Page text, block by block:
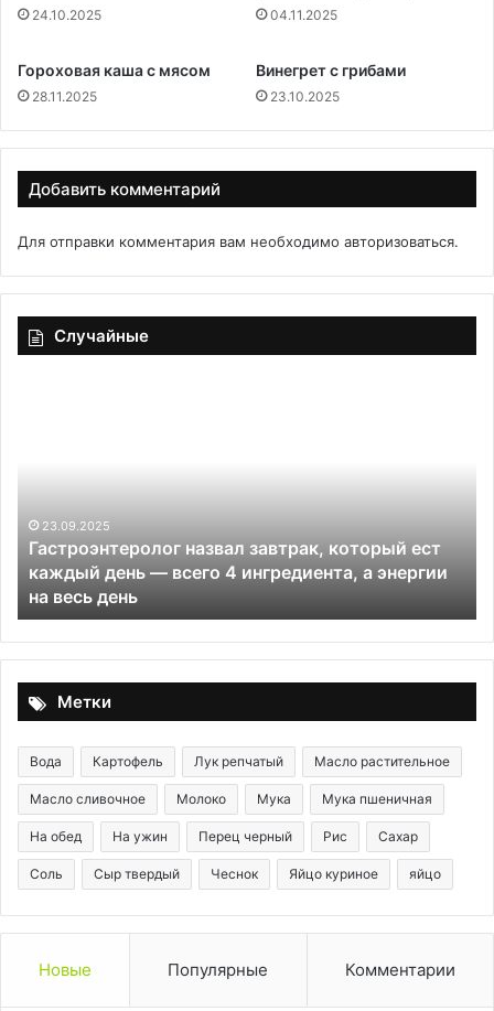
24.10.2025 04.11.2025
Гороховая каша с мясом
28.11.2025
Винегрет с грибами
23.10.2025
Добавить комментарий
Для отправки комментария вам необходимо авторизоваться.
Случайные
день
всего
ингредиента,
а
энергии
на
весь
23.09.2025
Гастроэнтеролог назвал завтрак, который ест
каждый день — всего 4 ингредиента, а энергии
на весь день
Метки
Вода Картофель Лук репчатый Масло растительное
Масло сливочное Молоко Мука Мука пшеничная
На обед На ужин Перец черный Рис Сахар
Соль Сыр твердый Чеснок Яйцо куриное яйцо
Новые Популярные Комментарии